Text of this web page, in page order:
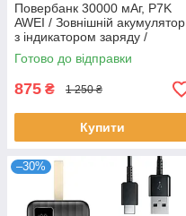
Повербанк 30000 мАг, P7K
AWEI / Зовнішній акумулятор
з індикатором заряду /
Портативна батарея / Power
bank
Готово до відправки
875 ₴ 1 250 ₴
Купити
–30%